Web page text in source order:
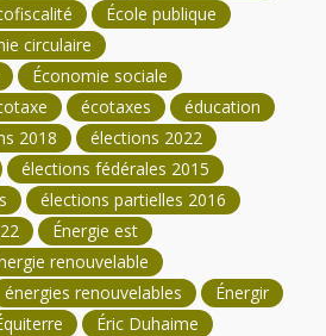
École publique
circulaire
Économie sociale
écotaxes
éducation
2018
élections 2022
élections fédérales 2015
élections partielles 2016
Énergie est
renouvelable
énergies renouvelables
Énergir
Éric Duhaime